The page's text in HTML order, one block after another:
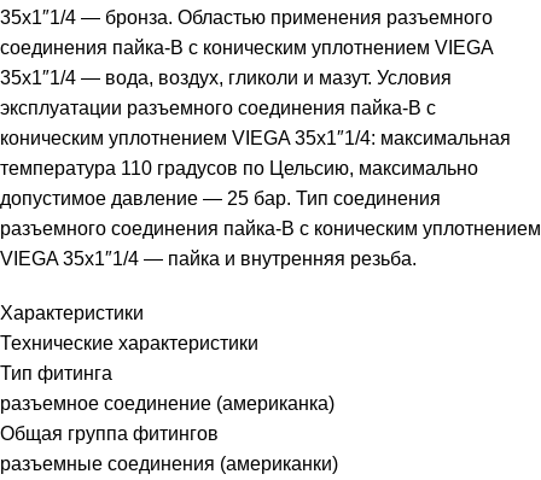
35х1″1/4 — бронза. Областью применения разъемного
соединения пайка-В с коническим уплотнением VIEGA
35х1″1/4 — вода, воздух, гликоли и мазут. Условия
эксплуатации разъемного соединения пайка-В с
коническим уплотнением VIEGA 35х1″1/4: максимальная
температура 110 градусов по Цельсию, максимально
допустимое давление — 25 бар. Тип соединения
разъемного соединения пайка-В с коническим уплотнением
VIEGA 35х1″1/4 — пайка и внутренняя резьба.
Характеристики
Технические характеристики
Тип фитинга
разъемное соединение (американка)
Общая группа фитингов
разъемные соединения (американки)